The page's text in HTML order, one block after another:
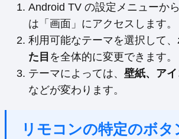
Android TV の設定メニューか
は「画面」にアクセスします。
利用可能なテーマを選択して、
た目 を全体的に変更できます。
テーマによっては、 壁紙、ア
などが変わります。
リモコンの特定のボタ